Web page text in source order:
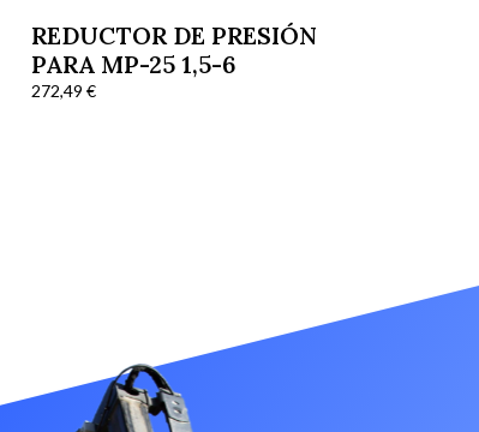
REDUCTOR DE PRESIÓN
PARA MP-25 1,5-6
272,49€